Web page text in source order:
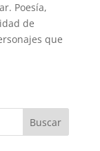
Poesía,
de
que